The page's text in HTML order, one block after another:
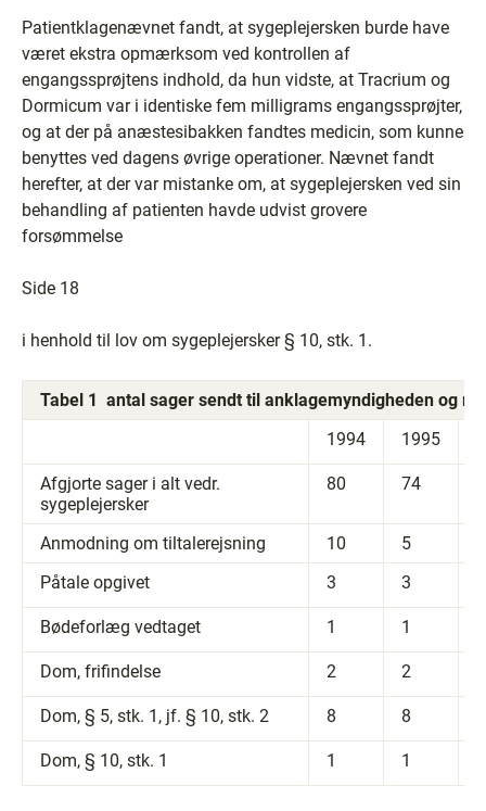
Patientklagenævnet fandt, at sygeplejersken burde have
været ekstra opmærksom ved kontrollen af
engangssprøjtens indhold, da hun vidste, at Tracrium og
Dormicum var i identiske fem milligrams engangssprøjter,
og at der på anæstesibakken fandtes medicin, som kunne
benyttes ved dagens øvrige operationer. Nævnet fandt
herefter, at der var mistanke om, at sygeplejersken ved sin
behandling af patienten havde udvist grovere
forsømmelse
Side 18
i henhold til lov om sygeplejersker § 10, stk. 1.
Tabel 1 ­ antal sager sendt til anklagemyndigheden og
1994
1995
Afgjorte sager i alt vedr.
sygeplejersker
80 74
Anmodning om tiltalerejsning 10 5
Påtale opgivet
3 3
Bødeforlæg vedtaget 1 1
Dom, frifindelse 2 2
Dom, § 5, stk. 1, jf. § 10, stk. 2 8 8
Dom, § 10, stk. 1 1 1